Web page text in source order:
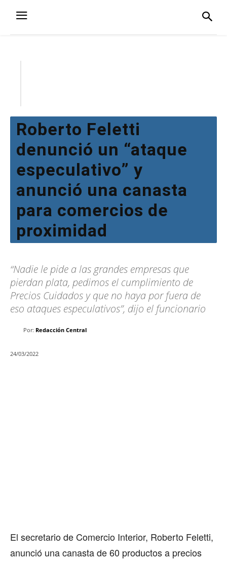
Roberto Feletti
denunció un “ataque
especulativo” y
anunció una canasta
para comercios de
proximidad
“Nadie le pide a las grandes empresas que
pierdan plata, pedimos el cumplimiento de
Precios Cuidados y que no haya por fuera de
eso ataques especulativos”, dijo el funcionario
Por: Redacción Central
24/03/2022
El secretario de Comercio Interior, Roberto Feletti,
anunció una canasta de 60 productos a precios